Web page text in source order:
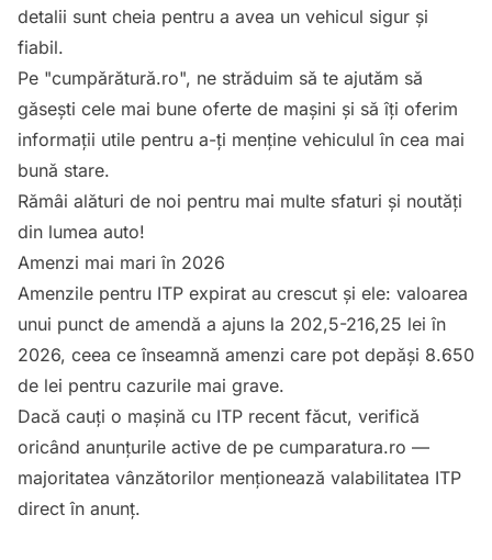
detalii sunt cheia pentru a avea un vehicul sigur și
fiabil.
Pe "cumpărătură.ro", ne străduim să te ajutăm să
găsești cele mai bune oferte de mașini și să îți oferim
informații utile pentru a-ți menține vehiculul în cea mai
bună stare.
Rămâi alături de noi pentru mai multe sfaturi și noutăți
din lumea auto!
Amenzi mai mari în 2026
Amenzile pentru ITP expirat au crescut și ele: valoarea
unui punct de amendă a ajuns la 202,5-216,25 lei în
2026, ceea ce înseamnă amenzi care pot depăși 8.650
de lei pentru cazurile mai grave.
Dacă cauți o mașină cu ITP recent făcut, verifică
oricând anunțurile active de pe cumparatura.ro —
majoritatea vânzătorilor menționează valabilitatea ITP
direct în anunț.